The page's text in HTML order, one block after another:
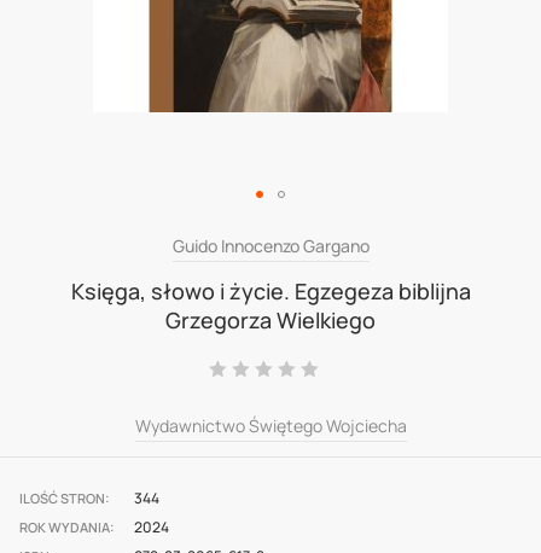
gallery
Guido Innocenzo Gargano
Księga, słowo i życie. Egzegeza biblijna
Grzegorza Wielkiego
Ocena:
Wydawnictwo Świętego Wojciecha
ILOŚĆ STRON 344
ROK WYDANIA 2024